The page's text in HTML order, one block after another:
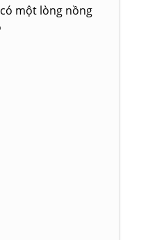
một lòng nồng